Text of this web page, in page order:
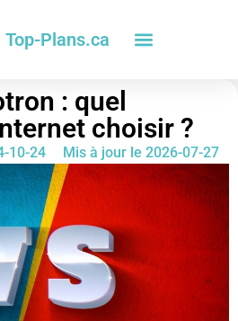
Top-Plans.ca
: quel
choisir ?
10-24 Mis à jour le 2026-07-27